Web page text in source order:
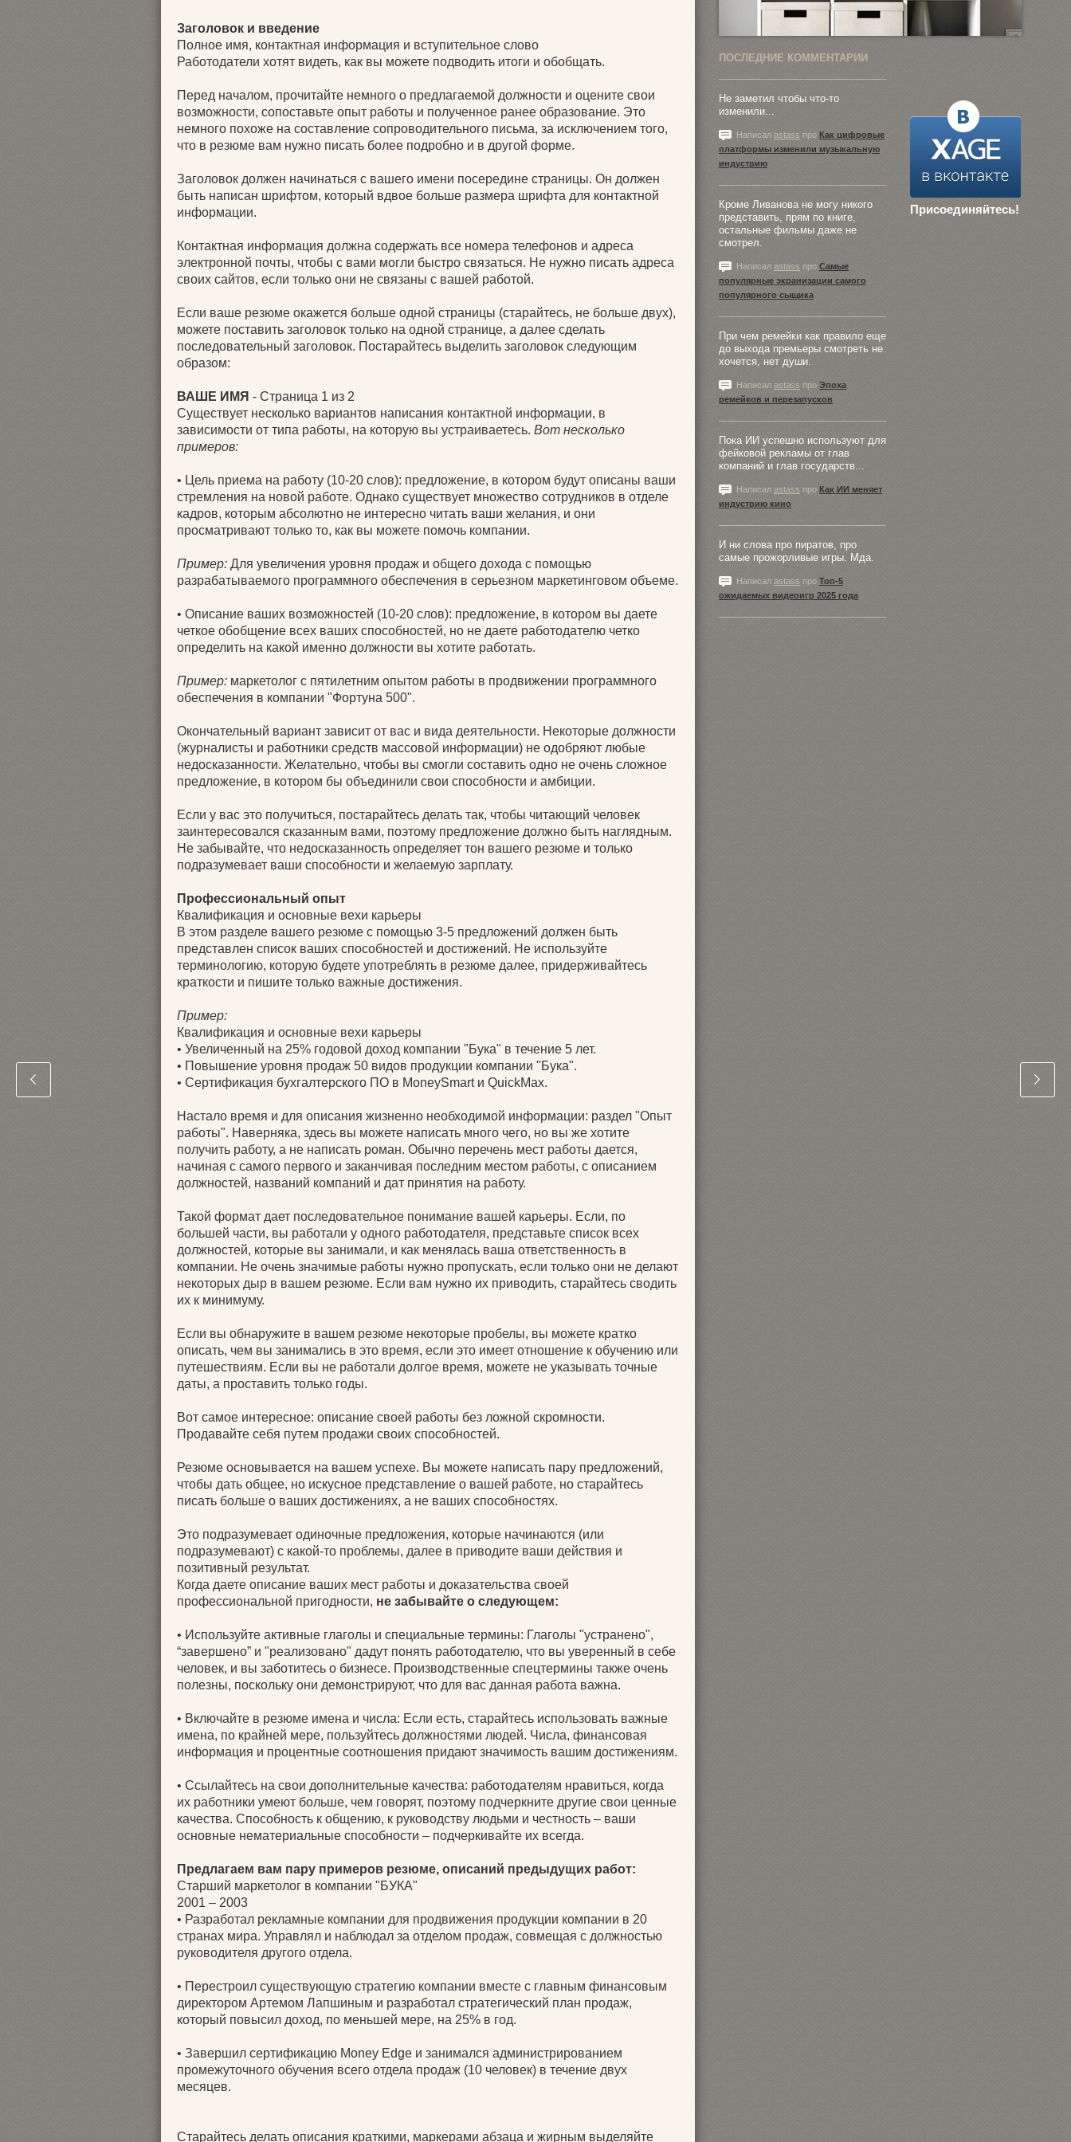
Заголовок и введение
Полное имя, контактная информация и вступительное слово
Работодатели хотят видеть, как вы можете подводить итоги и обобщать.
Перед началом, прочитайте немного о предлагаемой должности и оцените свои
возможности, сопоставьте опыт работы и полученное ранее образование. Это
немного похоже на составление сопроводительного письма, за исключением того,
что в резюме вам нужно писать более подробно и в другой форме.
Заголовок должен начинаться с вашего имени посередине страницы. Он должен
быть написан шрифтом, который вдвое больше размера шрифта для контактной
информации.
Контактная информация должна содержать все номера телефонов и адреса
электронной почты, чтобы с вами могли быстро связаться. Не нужно писать адреса
своих сайтов, если только они не связаны с вашей работой.
Если ваше резюме окажется больше одной страницы (старайтесь, не больше двух),
можете поставить заголовок только на одной странице, а далее сделать
последовательный заголовок. Постарайтесь выделить заголовок следующим
образом:
ВАШЕ ИМЯ - Страница 1 из 2
Существует несколько вариантов написания контактной информации, в
зависимости от типа работы, на которую вы устраиваетесь. Вот несколько
примеров:
• Цель приема на работу (10-20 слов): предложение, в котором будут описаны ваши
стремления на новой работе. Однако существует множество сотрудников в отделе
кадров, которым абсолютно не интересно читать ваши желания, и они
просматривают только то, как вы можете помочь компании.
Пример: Для увеличения уровня продаж и общего дохода с помощью
разрабатываемого программного обеспечения в серьезном маркетинговом объеме.
• Описание ваших возможностей (10-20 слов): предложение, в котором вы даете
четкое обобщение всех ваших способностей, но не даете работодателю четко
определить на какой именно должности вы хотите работать.
Пример: маркетолог с пятилетним опытом работы в продвижении программного
обеспечения в компании "Фортуна 500".
Окончательный вариант зависит от вас и вида деятельности. Некоторые должности
(журналисты и работники средств массовой информации) не одобряют любые
недосказанности. Желательно, чтобы вы смогли составить одно не очень сложное
предложение, в котором бы объединили свои способности и амбиции.
Если у вас это получиться, постарайтесь делать так, чтобы читающий человек
заинтересовался сказанным вами, поэтому предложение должно быть наглядным.
Не забывайте, что недосказанность определяет тон вашего резюме и только
подразумевает ваши способности и желаемую зарплату.
Профессиональный опыт
Квалификация и основные вехи карьеры
В этом разделе вашего резюме с помощью 3-5 предложений должен быть
представлен список ваших способностей и достижений. Не используйте
терминологию, которую будете употреблять в резюме далее, придерживайтесь
краткости и пишите только важные достижения.
Пример:
Квалификация и основные вехи карьеры
• Увеличенный на 25% годовой доход компании "Бука" в течение 5 лет.
• Повышение уровня продаж 50 видов продукции компании "Бука".
• Сертификация бухгалтерского ПО в MoneySmart и QuickMax.
Настало время и для описания жизненно необходимой информации: раздел "Опыт
работы". Наверняка, здесь вы можете написать много чего, но вы же хотите
получить работу, а не написать роман. Обычно перечень мест работы дается,
начиная с самого первого и заканчивая последним местом работы, с описанием
должностей, названий компаний и дат принятия на работу.
Такой формат дает последовательное понимание вашей карьеры. Если, по
большей части, вы работали у одного работодателя, представьте список всех
должностей, которые вы занимали, и как менялась ваша ответственность в
компании. Не очень значимые работы нужно пропускать, если только они не делают
некоторых дыр в вашем резюме. Если вам нужно их приводить, старайтесь сводить
их к минимуму.
Если вы обнаружите в вашем резюме некоторые пробелы, вы можете кратко
описать, чем вы занимались в это время, если это имеет отношение к обучению или
путешествиям. Если вы не работали долгое время, можете не указывать точные
даты, а проставить только годы.
Вот самое интересное: описание своей работы без ложной скромности.
Продавайте себя путем продажи своих способностей.
Резюме основывается на вашем успехе. Вы можете написать пару предложений,
чтобы дать общее, но искусное представление о вашей работе, но старайтесь
писать больше о ваших достижениях, а не ваших способностях.
Это подразумевает одиночные предложения, которые начинаются (или
подразумевают) с какой-то проблемы, далее в приводите ваши действия и
позитивный результат.
Когда даете описание ваших мест работы и доказательства своей
профессиональной пригодности, не забывайте о следующем:
• Используйте активные глаголы и специальные термины: Глаголы "устранено",
“завершено” и "реализовано" дадут понять работодателю, что вы уверенный в себе
человек, и вы заботитесь о бизнесе. Производственные спецтермины также очень
полезны, поскольку они демонстрируют, что для вас данная работа важна.
• Включайте в резюме имена и числа: Если есть, старайтесь использовать важные
имена, по крайней мере, пользуйтесь должностями людей. Числа, финансовая
информация и процентные соотношения придают значимость вашим достижениям.
• Ссылайтесь на свои дополнительные качества: работодателям нравиться, когда
их работники умеют больше, чем говорят, поэтому подчеркните другие свои ценные
качества. Способность к общению, к руководству людьми и честность – ваши
основные нематериальные способности – подчеркивайте их всегда.
Предлагаем вам пару примеров резюме, описаний предыдущих работ:
Старший маркетолог в компании "БУКА"
2001 – 2003
• Разработал рекламные компании для продвижения продукции компании в 20
странах мира. Управлял и наблюдал за отделом продаж, совмещая с должностью
руководителя другого отдела.
• Перестроил существующую стратегию компании вместе с главным финансовым
директором Артемом Лапшиным и разработал стратегический план продаж,
который повысил доход, по меньшей мере, на 25% в год.
• Завершил сертификацию Money Edge и занимался администрированием
промежуточного обучения всего отдела продаж (10 человек) в течение двух
месяцев.
Старайтесь делать описания краткими, маркерами абзаца и жирным выделяйте
ПОСЛЕДНИЕ КОММЕНТАРИИ
Присоединяйтесь!
Не заметил чтобы что-то
изменили...
Написал astass про Как цифровые
платформы изменили музыкальную
индустрию
Кроме Ливанова не могу никого
представить, прям по книге,
остальные фильмы даже не
смотрел.
Написал astass про Самые
популярные экранизации самого
популярного сыщика
При чем ремейки как правило еще
до выхода премьеры смотреть не
хочется, нет души.
Написал astass про Эпоха
ремейков и перезапусков
Пока ИИ успешно используют для
фейковой рекламы от глав
компаний и глав государств...
Написал astass про Как ИИ меняет
индустрию кино
И ни слова про пиратов, про
самые прожорливые игры. Мда.
Написал astass про Топ-5
ожидаемых видеоигр 2025 года